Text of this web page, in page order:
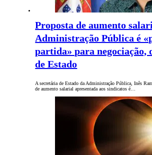
Proposta de aumento
Administração Pública é
partida» para negociação,
de Estado
A secretária de Estado da Administração Pública, Inês
de aumento salarial apresentada aos sindicatos é…